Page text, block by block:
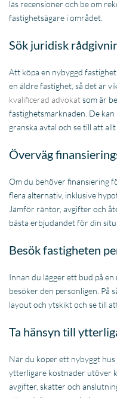
läs recensioner och be om
fastighetsägare i området.
Sök juridisk
Att köpa en nybyggd
en äldre fastighet, så det är
kvalificerad advokatsom är
fastighetsmarknaden. De kan
granska avtal och se till att
Överväg
Om du behöver finansiering
flera alternativ, inklusive
Jämför räntor, avgifter och
bästa erbjudandet för din
Besök fastigheten
Innan du lägger ett bud på
besöker den personligen. På
layout och ytskikt och se till
Ta hänsyn till
När du köper ett nybyggt
ytterligare kostnader utöver
avgifter, skatter och